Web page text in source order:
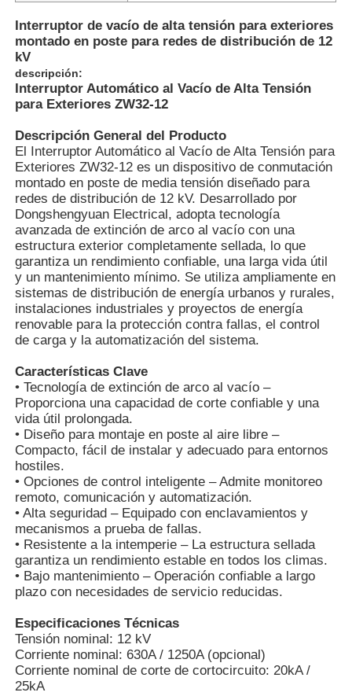
Inicio
Productos
Videos
Interruptor de vacío de alta tensión para exteriores
montado en poste para redes de distribución de 12
kV
descripción:
Interruptor Automático al Vacío de Alta Tensión
para Exteriores ZW32-12
Descripción General del Producto
El Interruptor Automático al Vacío de Alta Tensión para
Exteriores ZW32-12 es un dispositivo de conmutación
montado en poste de media tensión diseñado para
redes de distribución de 12 kV. Desarrollado por
Dongshengyuan Electrical, adopta tecnología
avanzada de extinción de arco al vacío con una
estructura exterior completamente sellada, lo que
garantiza un rendimiento confiable, una larga vida útil
y un mantenimiento mínimo. Se utiliza ampliamente en
sistemas de distribución de energía urbanos y rurales,
instalaciones industriales y proyectos de energía
renovable para la protección contra fallas, el control
de carga y la automatización del sistema.
Características Clave
• Tecnología de extinción de arco al vacío –
Proporciona una capacidad de corte confiable y una
vida útil prolongada.
• Diseño para montaje en poste al aire libre –
Compacto, fácil de instalar y adecuado para entornos
hostiles.
• Opciones de control inteligente – Admite monitoreo
remoto, comunicación y automatización.
• Alta seguridad – Equipado con enclavamientos y
mecanismos a prueba de fallas.
• Resistente a la intemperie – La estructura sellada
garantiza un rendimiento estable en todos los climas.
• Bajo mantenimiento – Operación confiable a largo
plazo con necesidades de servicio reducidas.
Especificaciones Técnicas
Tensión nominal: 12 kV
Corriente nominal: 630A / 1250A (opcional)
Corriente nominal de corte de cortocircuito: 20kA /
25kA